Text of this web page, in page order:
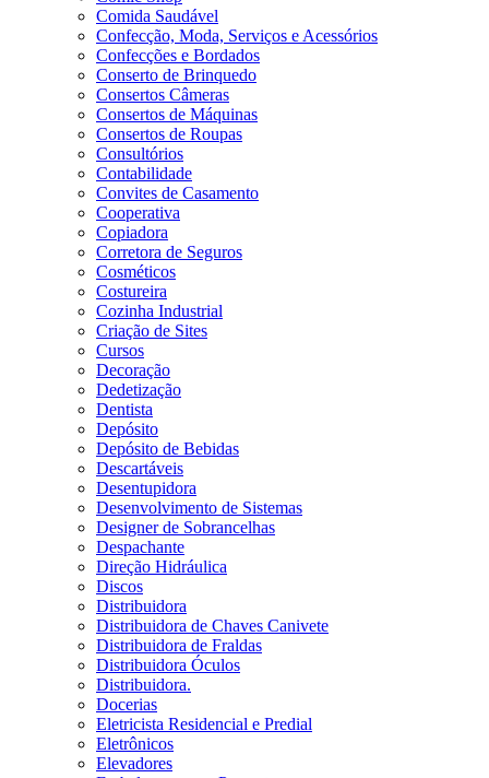
Comida Saudável
Confecção, Moda, Serviços e Acessórios
Confecções e Bordados
Conserto de Brinquedo
Consertos Câmeras
Consertos de Máquinas
Consertos de Roupas
Consultórios
Contabilidade
Convites de Casamento
Cooperativa
Copiadora
Corretora de Seguros
Cosméticos
Costureira
Cozinha Industrial
Criação de Sites
Cursos
Decoração
Dedetização
Dentista
Depósito
Depósito de Bebidas
Descartáveis
Desentupidora
Desenvolvimento de Sistemas
Designer de Sobrancelhas
Despachante
Direção Hidráulica
Discos
Distribuidora
Distribuidora de Chaves Canivete
Distribuidora de Fraldas
Distribuidora Óculos
Distribuidora.
Docerias
Eletricista Residencial e Predial
Eletrônicos
Elevadores